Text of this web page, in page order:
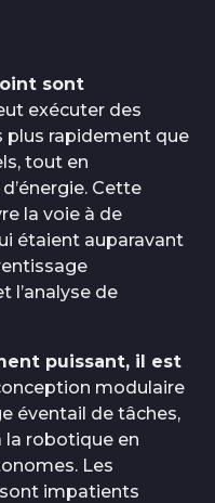
sont
exécuter des
plus rapidement que
tout en
Cette
la voie à de
étaient auparavant
l’analyse de
puissant, il est
modulaire
éventail de tâches,
la robotique en
Les
impatients